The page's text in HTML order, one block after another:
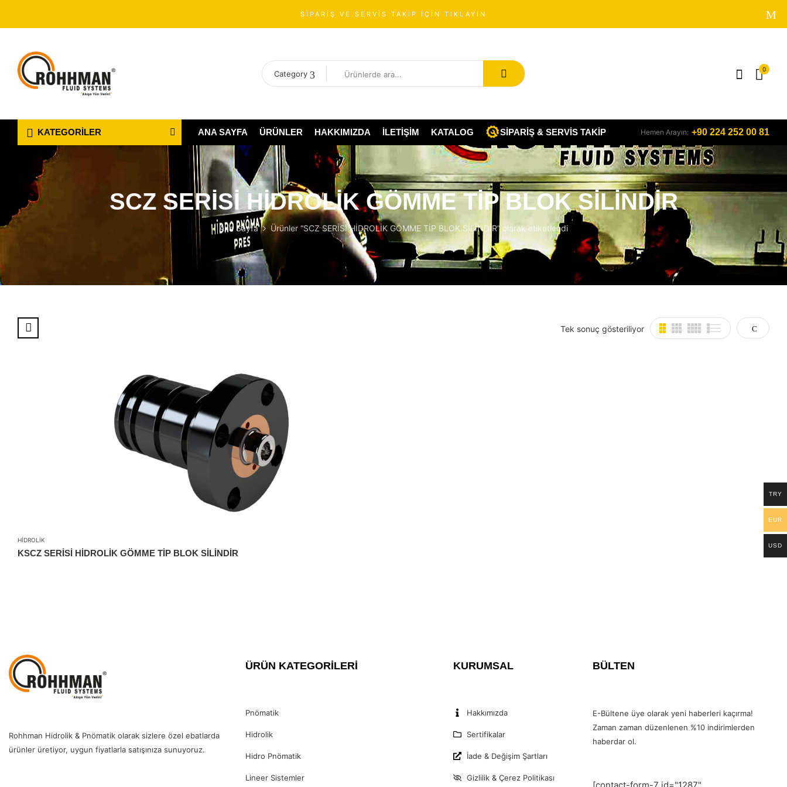
SİPARİŞ VE SERVİS TAKİP İÇİN TIKLAYIN
Category
0
KATEGORILER ANA SAYFA ÜRÜNLER HAKKIMIZDA İLETIŞIM KATALOG SIPARIŞ & SERVIS TAKIP Hemen Arayın: +90 224 252 00 81
SCZ SERİSİ HİDROLİK GÖMME TİP BLOK SİLİNDİR
Ana Sayfa Ürünler “SCZ SERİSİ HİDROLİK GÖMME TİP BLOK SİLİNDİR” olarak etiketlendi
Tek sonuç gösteriliyor
HIDROLIK
KSCZ SERİSİ HİDROLİK GÖMME TİP BLOK SİLİNDİR
Rohhman Hidrolik & Pnömatik olarak sizlere özel ebatlarda
ürünler üretiyor, uygun fiyatlarla satışınıza sunuyoruz.
ÜRÜN KATEGORİLERİ
Pnömatik
Hidrolik
Hidro Pnömatik
Lineer Sistemler
KURUMSAL
Hakkımızda
Sertifikalar
İade & Değişim Şartları
Gizlilik & Çerez Politikası
BÜLTEN
E-Bültene üye olarak yeni haberleri kaçırma!
Zaman zaman düzenlenen %10 indirimlerden
haberdar ol.
TRY
EUR
USD